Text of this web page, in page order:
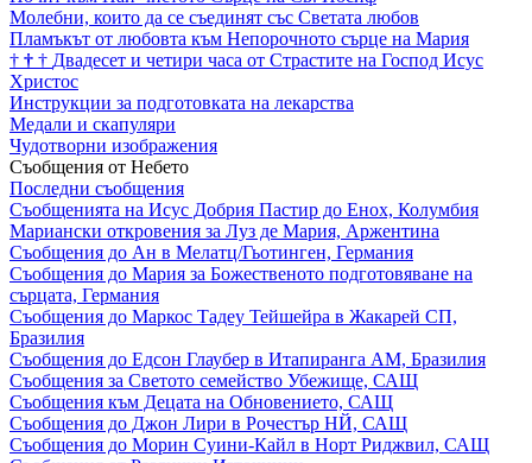
Молебни, които да се съединят със Светата любов
Пламъкът от любовта към Непорочното сърце на Мария
† † † Двадесет и четири часа от Страстите на Господ Исус
Христос
Инструкции за подготовката на лекарства
Медали и скапуляри
Чудотворни изображения
Съобщения от Небето
Последни съобщения
Съобщенията на Исус Добрия Пастир до Енох, Колумбия
Мариански откровения за Луз де Мария, Аржентина
Съобщения до Ан в Мелатц/Гьотинген, Германия
Съобщения до Мария за Божественото подготовяване на
сърцата, Германия
Съобщения до Маркос Тадеу Тейшейра в Жакарей СП,
Бразилия
Съобщения до Едсон Глаубер в Итапиранга АМ, Бразилия
Съобщения за Светото семейство Убежище, САЩ
Съобщения към Децата на Обновението, САЩ
Съобщения до Джон Лири в Рочестър НЙ, САЩ
Съобщения до Морин Суини-Кайл в Норт Риджвил, САЩ